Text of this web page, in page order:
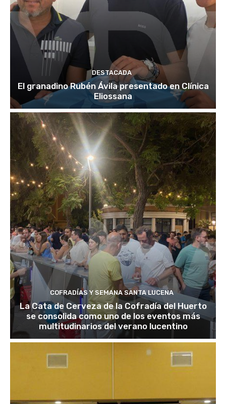
DESTACADA
El granadino Rubén Ávila presentado en Clínica
Eliossana
COFRADÍAS Y SEMANA SANTA LUCENA
La Cata de Cerveza de la Cofradía del Huerto
se consolida como uno de los eventos más
multitudinarios del verano lucentino